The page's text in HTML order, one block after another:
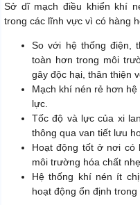
Sở dĩ mạch điều khiển khí
trong các lĩnh vực vì có hàng
So với hệ thống điện,
toàn hơn trong môi
gây độc hại, thân thiện
Mạch khí nén rẻ hơn
lực.
Tốc độ và lực của xi
thông qua van tiết lưu
Hoạt động tốt ở nơi có
môi trường hóa chất
Hệ thống khí nén ít
hoạt động ổn định